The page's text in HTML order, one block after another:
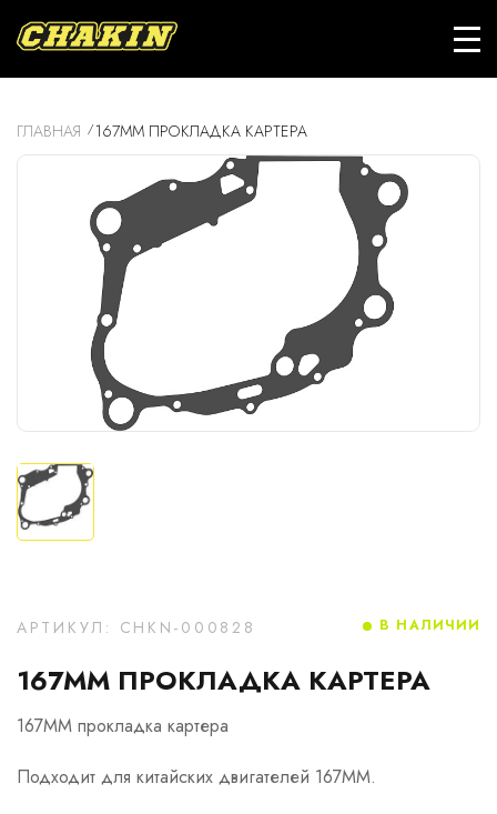
ГЛАВНАЯ 167MM ПРОКЛАДКА КАРТЕРА
АРТИКУЛ: CHKN-000828
167MM ПРОКЛАДКА КАРТЕРА
167MM прокладка картера
Подходит для китайских двигателей 167MM.
В НАЛИЧИИ